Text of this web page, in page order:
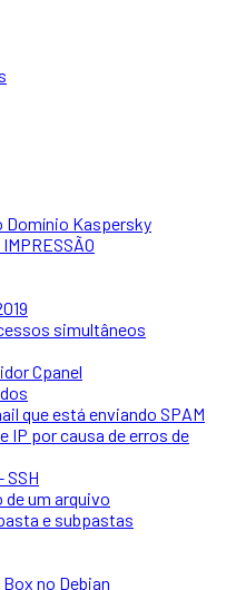
Domínio Kaspersky
simultâneos
Cpanel
que está enviando SPAM
IP por causa de erros de
SSH
um arquivo
e subpastas
no Debian